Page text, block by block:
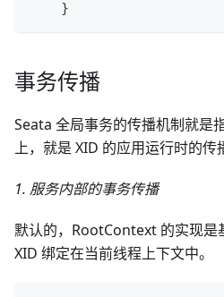
}
事务传播
Seata 全局事务的传播机制就是
上，就是 XID 的应用运行时的传
1. 服务内部的事务传播
默认的，RootContext 的实现是
XID 绑定在当前线程上下文中。